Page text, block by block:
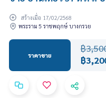
สร้างเมื่อ 17/02/2568
พระราม 5 ราชพฤกษ์ บางกรวย
ราคาขาย
฿
฿